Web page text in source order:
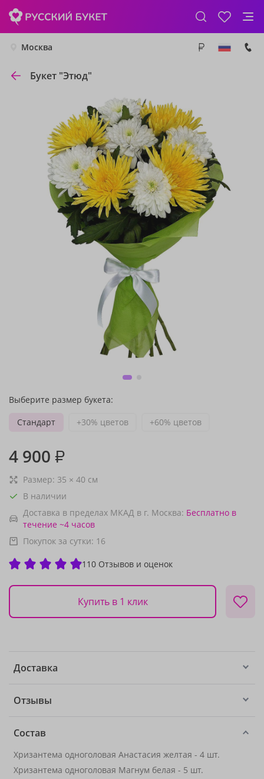
Москва
Букет "Этюд"
Выберите размер букета:
Стандарт
+30% цветов +60% цветов
4 900 ₽
Размер: 35 × 40 см
В наличии
Доставка в пределах МКАД в г. Москва: Бесплатно в
течение ~4 часов
Покупок за сутки: 16
110 Отзывов и оценок
Купить в 1 клик
Доставка
Отзывы
Состав
Хризантема одноголовая Анастасия желтая - 4 шт.
Хризантема одноголовая Магнум белая - 5 шт.